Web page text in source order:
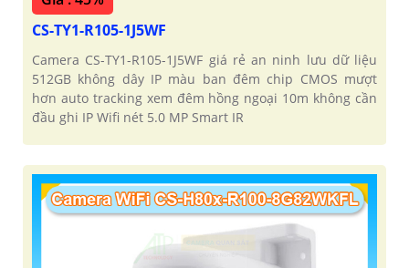
CS-TY1-R105-1J5WF
Camera CS-TY1-R105-1J5WF giá rẻ an ninh lưu dữ liệu
512GB không dây IP màu ban đêm chip CMOS mượt
hơn auto tracking xem đêm hồng ngoại 10m không cần
đầu ghi IP Wifi nét 5.0 MP Smart IR